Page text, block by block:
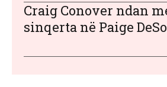
Craig Conover ndan
sinqerta në Paige